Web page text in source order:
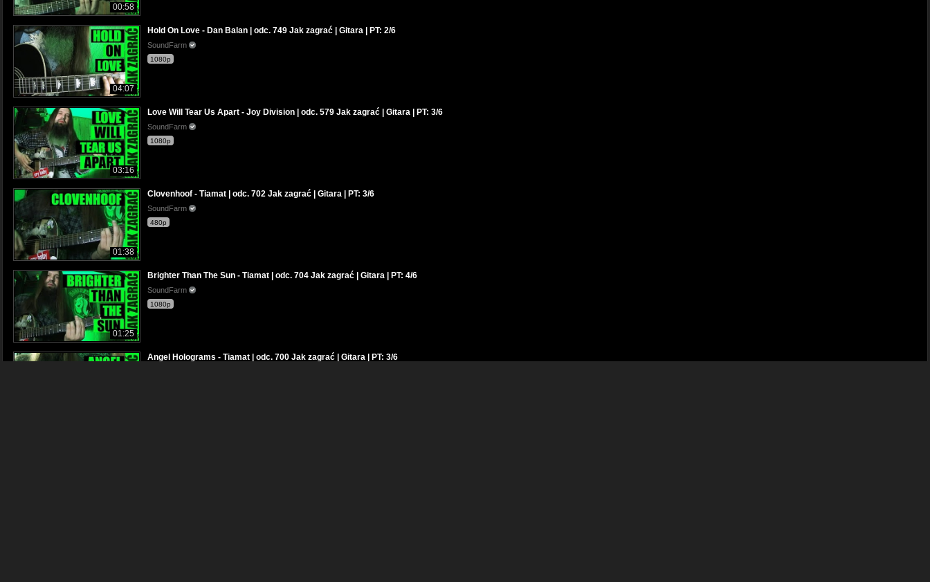
00:58
04:07
Hold On Love - Dan Balan | odc. 749 Jak zagrać | Gitara | PT: 2/6
SoundFarm
1080p
03:16
Love Will Tear Us Apart - Joy Division | odc. 579 Jak zagrać | Gitara | PT: 3/6
SoundFarm
1080p
01:38
Clovenhoof - Tiamat | odc. 702 Jak zagrać | Gitara | PT: 3/6
SoundFarm
480p
01:25
Brighter Than The Sun - Tiamat | odc. 704 Jak zagrać | Gitara | PT: 4/6
SoundFarm
1080p
Angel Holograms - Tiamat | odc. 700 Jak zagrać | Gitara | PT: 3/6